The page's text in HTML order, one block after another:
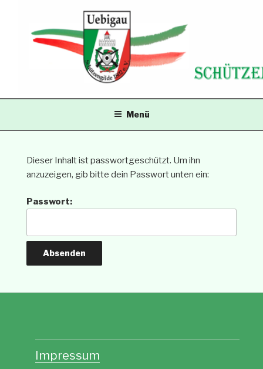
springen
SCHÜTZENGILDE
UEBIGAU
Menü
Dieser Inhalt ist passwortgeschützt. Um ihn
anzuzeigen, gib bitte dein Passwort unten ein:
Passwort:
Impressum